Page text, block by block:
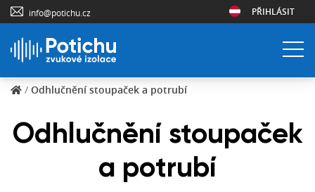
info@potichu.cz PŘIHLÁSIT
/ Odhlučnění stoupaček a potrubí
Odhlučnění stoupaček
a potrubí